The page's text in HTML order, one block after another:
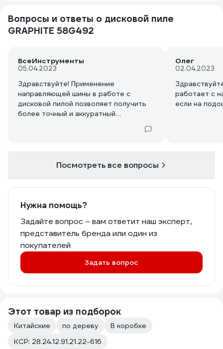
Вопросы и ответы о дисковой пиле
GRAPHITE 58G492
ВсеИнструменты
05.04.2023
Здравствуйте! Применение
направляющей шины в работе с
дисковой пилой позволяет получить
более точный и аккуратный
без ее использования, а при работе с
Ряд дисковых пил имеет специальный
помощи струбцин или переходников.
КРЕПЛЕНИЕ НАПРАВЛЯЮЩЕЙ ДЛЯ
ПАРАЛЛЕЛЬНОГО РАСПИЛА При
распиле материала на узкие куски
рекомендуется использовать
параллельную направляющую.
Направляющую можно закреплять с
направляющей (6). • Вставьте планку
параллельной направляющей (23) в
пилы (9). • Задайте требуемое
Олег
02.04.2023
работает с
если на
Посмотреть все вопросы
Нужна помощь?
Задайте вопрос – вам ответит наш эксперт,
представитель бренда или один из
покупателей
Задать вопрос
Этот товар из подборок
Китайские по дереву
В коробке
КСР: 28.24.12.91.21.22-616